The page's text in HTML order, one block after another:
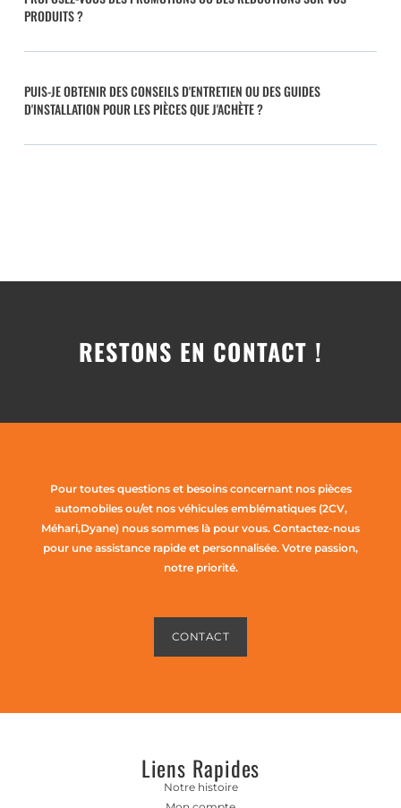
PRODUITS ?
PUIS-JE OBTENIR DES CONSEILS D'ENTRETIEN OU DES GUIDES
D'INSTALLATION POUR LES PIÈCES QUE J'ACHÈTE ?
RESTONS EN CONTACT !
Pour toutes questions et besoins concernant nos pièces
automobiles ou/et nos véhicules emblématiques (2CV,
Méhari,Dyane) nous sommes là pour vous. Contactez-nous
pour une assistance rapide et personnalisée. Votre passion,
notre priorité.
CONTACT
Liens Rapides
Notre histoire